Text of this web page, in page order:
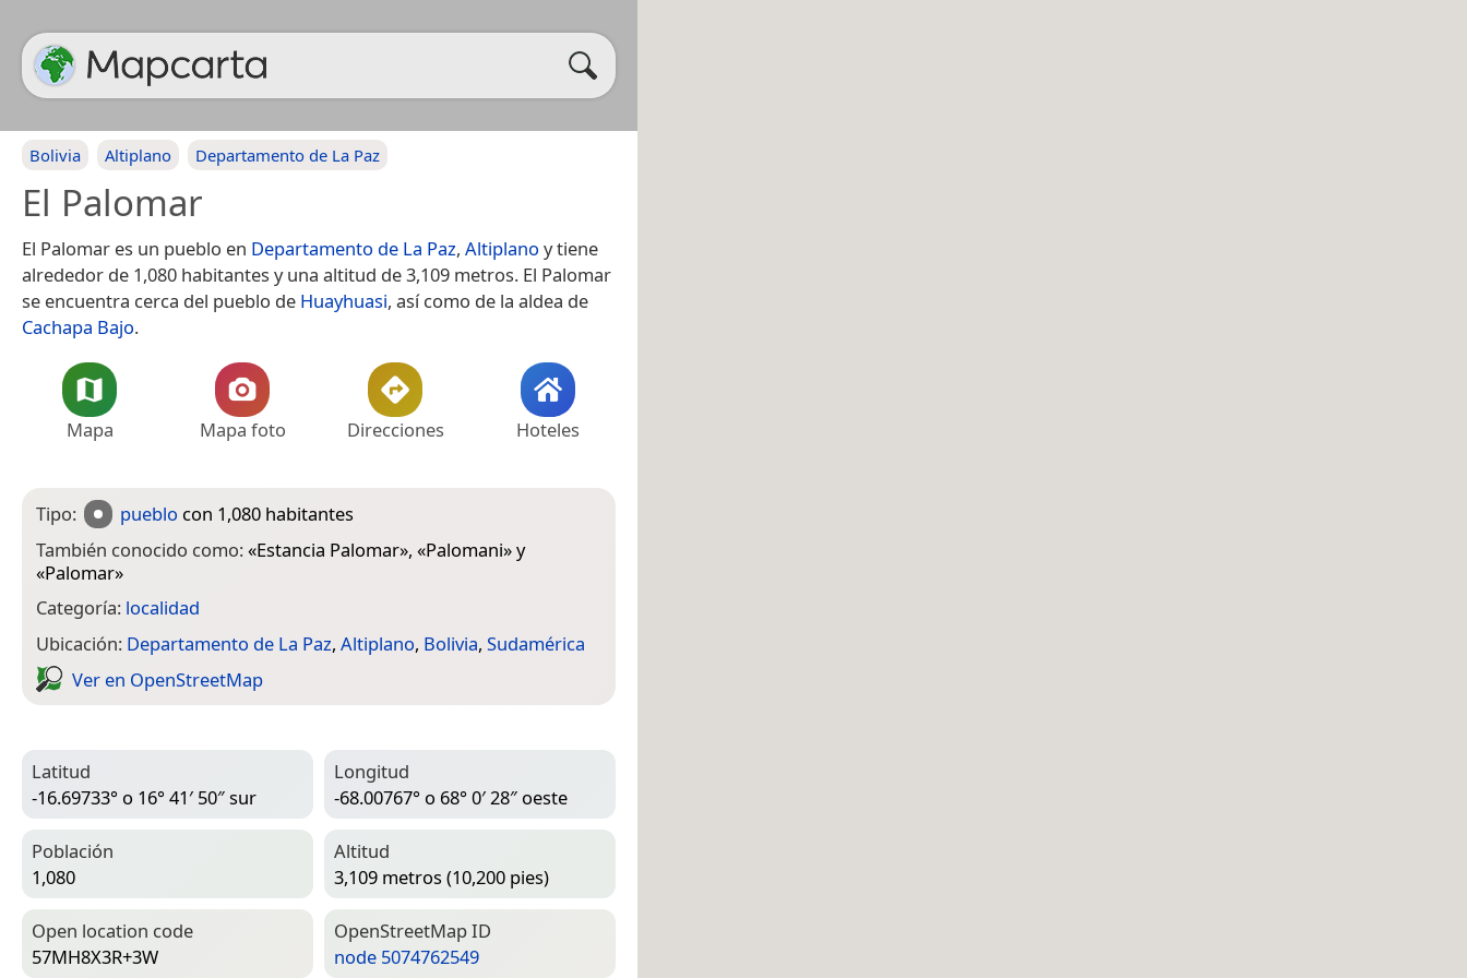
Bolivia Altiplano Departamento de La Paz
El Palomar
El Palomar es un pueblo en Departamento de La Paz, Altiplano y tiene
alrededor de 1,080 habitantes y una altitud de 3,109 metros. El Palomar
se encuentra cerca del pueblo de Huayhuasi, así como de la aldea de
Cachapa Bajo.
Mapa Mapa foto Direcciones Hoteles
Tipo: pueblo con 1,080 habitantes
También conocido como:«Estancia Palomar», «Palomani» y
«Palomar»
Categoría: localidad
Ubicación: Departamento de La Paz, Altiplano, Bolivia, Sudamérica
Ver en Open­Street­Map
Latitud
-16.69733° o 16° 41′ 50″ sur
Longitud
-68.00767° o 68° 0′ 28″ oeste
Población
1,080
Altitud
3,109 metros (10,200 pies)
Open location code
57MH8X3R+3W
Open­Street­Map ID
node 5074762549